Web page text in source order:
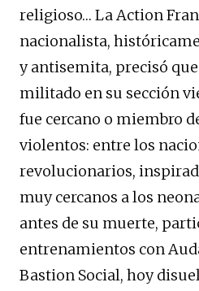
religioso… La Action
nacionalista,
y antisemita, precisó
militado en su sección
fue cercano o miembro
violentos: entre los
revolucionarios,
muy cercanos a los
antes de su muerte,
entrenamientos con
Bastion Social, hoy